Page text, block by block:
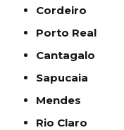
Cordeiro
Porto Real
Cantagalo
Sapucaia
Mendes
Rio Claro